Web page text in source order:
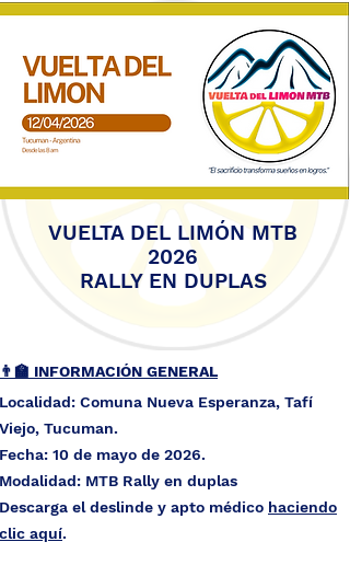
VUELTA DEL LIMÓN MTB
2026
RALLY EN DUPLAS
👨‍🏫 INFORMACIÓN GENERAL
Localidad: Comuna Nueva Esperanza, Tafí
Viejo, Tucuman.
Fecha: 10 de mayo de 2026.
Modalidad: MTB Rally en duplas
Descarga el deslinde y apto médico haciendo
clic aquí.